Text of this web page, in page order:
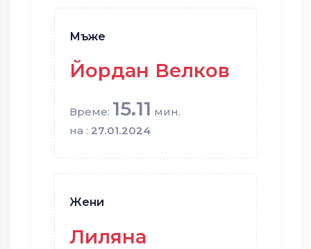
Мъже
Йордан Велков
Време: 15.11 мин.
на : 27.01.2024
Жени
Лиляна